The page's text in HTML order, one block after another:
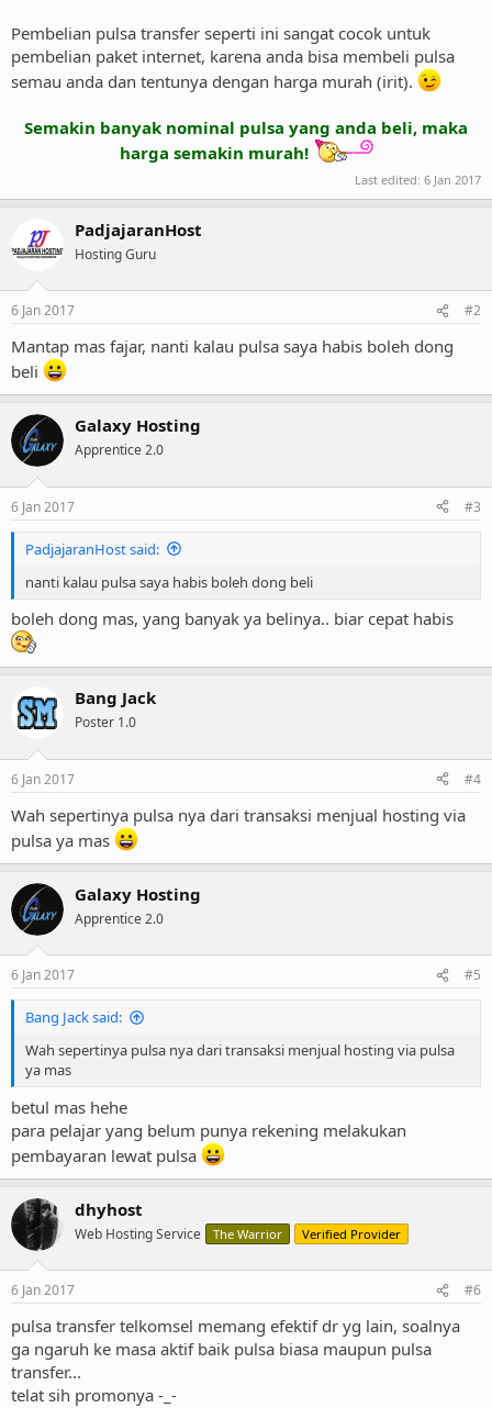
Pembelian pulsa transfer seperti ini sangat cocok untuk
pembelian paket internet, karena anda bisa membeli pulsa
semau anda dan tentunya dengan harga murah (irit).
Semakin banyak nominal pulsa yang anda beli, maka
harga semakin murah!
Last edited: 6 Jan 2017
PadjajaranHost
Hosting Guru
6 Jan 2017 #2
Mantap mas fajar, nanti kalau pulsa saya habis boleh dong
beli
Galaxy Hosting
Apprentice 2.0
6 Jan 2017 #3
PadjajaranHost said:
nanti kalau pulsa saya habis boleh dong beli
boleh dong mas, yang banyak ya belinya.. biar cepat habis
Bang Jack
Poster 1.0
6 Jan 2017 #4
Wah sepertinya pulsa nya dari transaksi menjual hosting via
pulsa ya mas
Galaxy Hosting
Apprentice 2.0
6 Jan 2017 #5
Bang Jack said:
Wah sepertinya pulsa nya dari transaksi menjual hosting via pulsa
ya mas
betul mas hehe
para pelajar yang belum punya rekening melakukan
pembayaran lewat pulsa
dhyhost
Web Hosting Service The Warrior Verified Provider
6 Jan 2017 #6
pulsa transfer telkomsel memang efektif dr yg lain, soalnya
ga ngaruh ke masa aktif baik pulsa biasa maupun pulsa
transfer...
telat sih promonya -_-